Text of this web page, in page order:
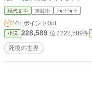
現代文学 連載中 ｼｮｰﾄｼｮｰﾄ
24h.ポイント 0pt
小説 228,589 位 / 228,589件
死後の世界